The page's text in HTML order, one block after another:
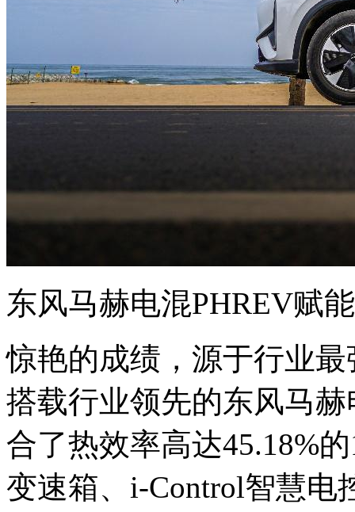
东风马赫电混PHREV赋
惊艳的成绩，源于行业
搭载行业领先的东风马
合了热效率高达45.18%
变速箱、i-Control智慧电